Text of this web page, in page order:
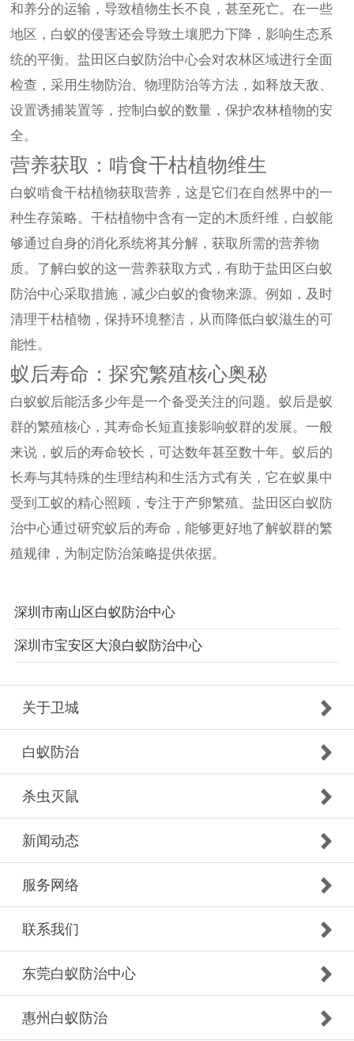
和养分的运输，导致植物生长不良，甚至死亡。在一些
地区，白蚁的侵害还会导致土壤肥力下降，影响生态系
统的平衡。盐田区白蚁防治中心会对农林区域进行全面
检查，采用生物防治、物理防治等方法，如释放天敌、
设置诱捕装置等，控制白蚁的数量，保护农林植物的安
全。
营养获取：啃食干枯植物维生
白蚁啃食干枯植物获取营养，这是它们在自然界中的一
种生存策略。干枯植物中含有一定的木质纤维，白蚁能
够通过自身的消化系统将其分解，获取所需的营养物
质。了解白蚁的这一营养获取方式，有助于盐田区白蚁
防治中心采取措施，减少白蚁的食物来源。例如，及时
清理干枯植物，保持环境整洁，从而降低白蚁滋生的可
能性。
蚁后寿命：探究繁殖核心奥秘
白蚁蚁后能活多少年是一个备受关注的问题。蚁后是蚁
群的繁殖核心，其寿命长短直接影响蚁群的发展。一般
来说，蚁后的寿命较长，可达数年甚至数十年。蚁后的
长寿与其特殊的生理结构和生活方式有关，它在蚁巢中
受到工蚁的精心照顾，专注于产卵繁殖。盐田区白蚁防
治中心通过研究蚁后的寿命，能够更好地了解蚁群的繁
殖规律，为制定防治策略提供依据。
深圳市南山区白蚁防治中心
深圳市宝安区大浪白蚁防治中心
关于卫城
白蚁防治
杀虫灭鼠
新闻动态
服务网络
联系我们
东莞白蚁防治中心
惠州白蚁防治